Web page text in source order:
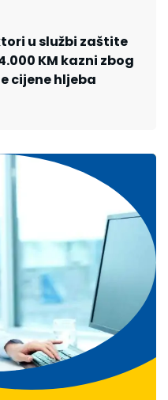
u službi zaštite
KM kazni zbog
cijene hljeba